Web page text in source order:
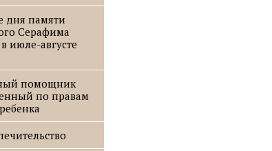
дня памяти
Серафима
июле-августе
помощник
по правам